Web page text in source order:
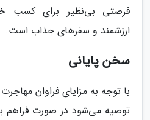
فرصتی بی‌نظیر برای کسب
ارزشمند و سفرهای جذاب است.
سخن پایانی
با توجه به مزایای فراوان
توصیه می‌شود در صورت فراهم